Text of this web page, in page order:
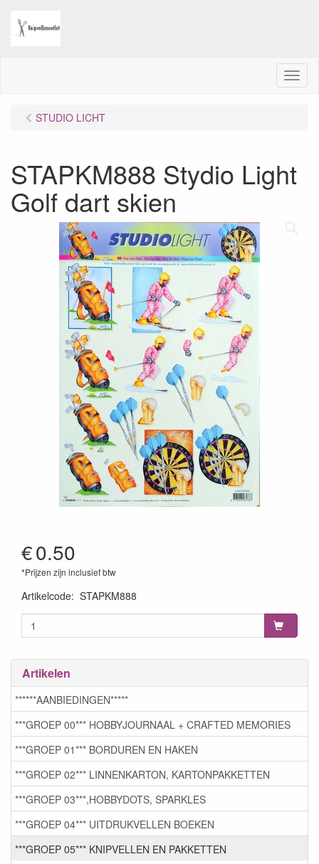
M
e
STUDIO LICHT
STAPKM888 Stydio Light
Golf dart skien
€0.50
*Prijzen zijn inclusief btw
Artikelcode: STAPKM888
Artikelen
******AANBIEDINGEN*****
***GROEP 00*** HOBBYJOURNAAL + CRAFTED MEMORIES
***GROEP 01*** BORDUREN EN HAKEN
***GROEP 02*** LINNENKARTON, KARTONPAKKETTEN
***GROEP 03***,HOBBYDOTS, SPARKLES
***GROEP 04*** UITDRUKVELLEN BOEKEN
***GROEP 05*** KNIPVELLEN EN PAKKETTEN